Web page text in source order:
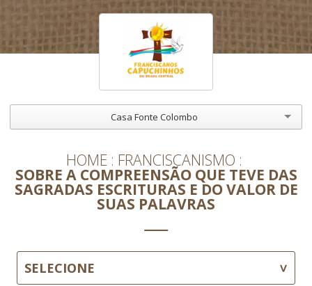
Casa Fonte Colombo
HOME FRANCISCANISMO
SOBRE A COMPREENSÃO QUE TEVE DAS
SAGRADAS ESCRITURAS E DO VALOR DE
SUAS PALAVRAS
SELECIONE